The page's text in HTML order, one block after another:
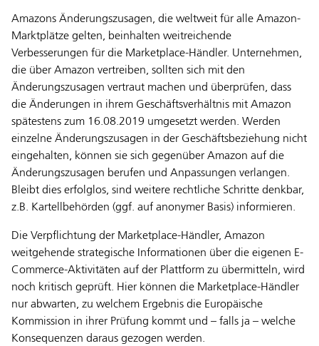
Amazons Änderungszusagen, die weltweit für alle Amazon-
Marktplätze gelten, beinhalten weitreichende
Verbesserungen für die Marketplace-Händler. Unternehmen,
die über Amazon vertreiben, sollten sich mit den
Änderungszusagen vertraut machen und überprüfen, dass
die Änderungen in ihrem Geschäftsverhältnis mit Amazon
spätestens zum 16.08.2019 umgesetzt werden. Werden
einzelne Änderungszusagen in der Geschäftsbeziehung nicht
eingehalten, können sie sich gegenüber Amazon auf die
Änderungszusagen berufen und Anpassungen verlangen.
Bleibt dies erfolglos, sind weitere rechtliche Schritte denkbar,
z.B. Kartellbehörden (ggf. auf anonymer Basis) informieren.
Die Verpflichtung der Marketplace-Händler, Amazon
weitgehende strategische Informationen über die eigenen E-
Commerce-Aktivitäten auf der Plattform zu übermitteln, wird
noch kritisch geprüft. Hier können die Marketplace-Händler
nur abwarten, zu welchem Ergebnis die Europäische
Kommission in ihrer Prüfung kommt und – falls ja – welche
Konsequenzen daraus gezogen werden.